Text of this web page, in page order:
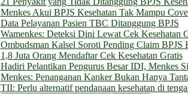
Menkes Akui BPJS Kesehatan Tak Mampu
Data Pelayanan Pasien TBC Ditanggung BPJS
Wamenkes: Deteksi Dini Lewat Cek Kesehatan
Ombudsman Kalsel Soroti Pending Claim BPJS
1,8 Juta Orang Mendaftar Cek Kesehatan Gratis
Hadiri Pelantikan Pengurus Besar IDI, Menkes
Menkes: Penanganan Kanker Bukan Hanya
TII: Perlu alternatif pendanaan kesehatan di